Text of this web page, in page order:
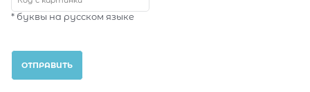
* буквы на русском языке